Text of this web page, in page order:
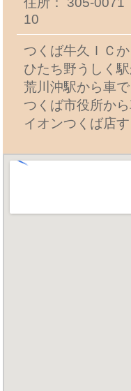
10
つくば牛久ＩＣ
ひたち野うしく
荒川沖駅から車
つくば市役所か
イオンつくば店